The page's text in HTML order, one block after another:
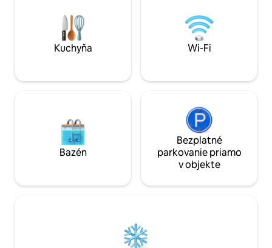
žijúcimi zvieratami.
zrubu. Je to tiež
vonkajším
kútom a grilom . Krásne vnútri aj vonku.
Poďte sa u nás
Kuchyňa Wi-Fi
Bazén
Bezplatné
parkovanie priamo
v objekte